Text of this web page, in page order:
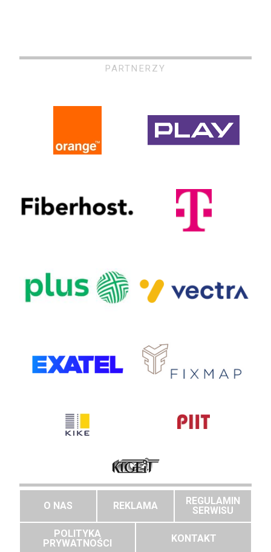
PARTNERZY
O NAS REKLAMA
REGULAMIN
SERWISU
POLITYKA
PRYWATNOŚCI
KONTAKT